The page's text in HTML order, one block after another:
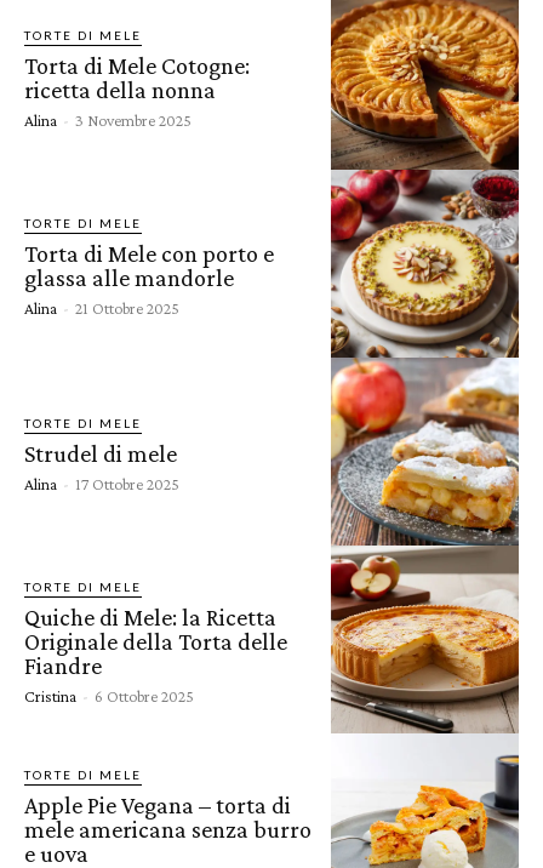
TORTE DI MELE
Torta di Mele Cotogne:
ricetta della nonna
Alina - 3 Novembre 2025
TORTE DI MELE
Torta di Mele con porto e
glassa alle mandorle
Alina - 21 Ottobre 2025
TORTE DI MELE
Strudel di mele
Alina - 17 Ottobre 2025
TORTE DI MELE
Quiche di Mele: la Ricetta
Originale della Torta delle
Fiandre
Cristina - 6 Ottobre 2025
TORTE DI MELE
Apple Pie Vegana – torta di
mele americana senza burro
e uova